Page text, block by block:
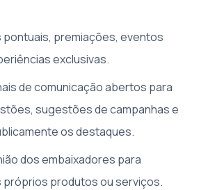
pontuais, premiações, eventos
exclusivas.
de comunicação abertos para
sugestões de campanhas e
os destaques.
dos embaixadores para
próprios produtos ou serviços.